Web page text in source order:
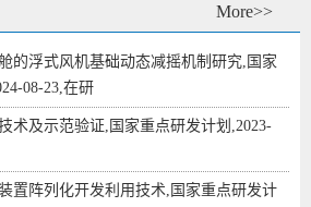
More>>
的浮式风机基础动态减摇机制研究,国家
08-23,在研
术及示范验证,国家重点研发计划,2023-
置阵列化开发利用技术,国家重点研发计